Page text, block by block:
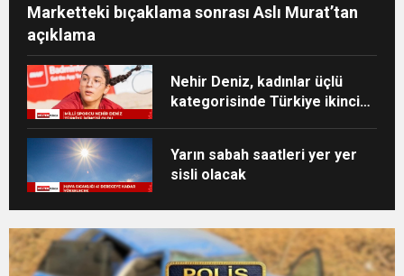
Marketteki bıçaklama sonrası Aslı Murat’tan
açıklama
Nehir Deniz, kadınlar üçlü
kategorisinde Türkiye ikincisi
Yarın sabah saatleri yer yer
sisli olacak